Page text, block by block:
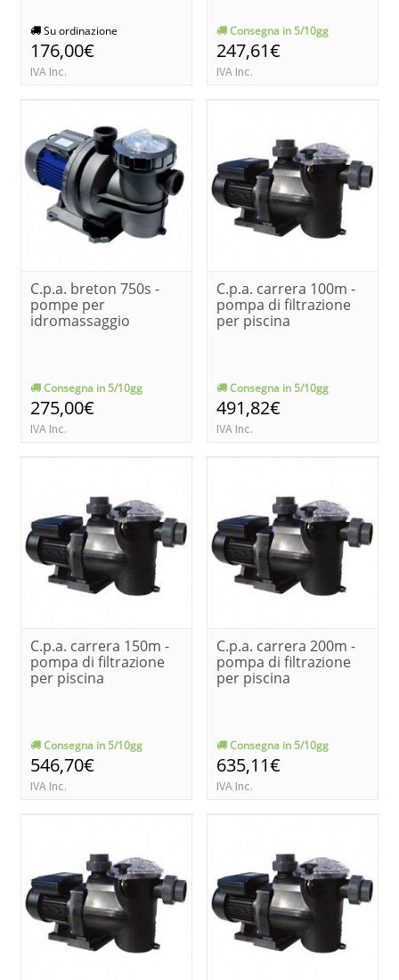
Su ordinazione
176,00€
IVA Inc.
Consegna in 5/10gg
247,61€
IVA Inc.
C.p.a. breton 750s -
pompe per
idromassaggio
Consegna in 5/10gg
275,00€
IVA Inc.
C.p.a. carrera 100m -
pompa di filtrazione
per piscina
Consegna in 5/10gg
491,82€
IVA Inc.
C.p.a. carrera 150m -
pompa di filtrazione
per piscina
Consegna in 5/10gg
546,70€
IVA Inc.
C.p.a. carrera 200m -
pompa di filtrazione
per piscina
Consegna in 5/10gg
635,11€
IVA Inc.